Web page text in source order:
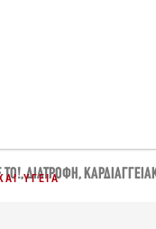
ΤΟ!,ΔΙΑΤΡΟΦΉ,
ΥΓΕΊΑ